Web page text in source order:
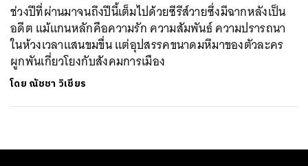
ช่วงปีที่ผ่านมาจนถึงปีนี้เต็มไปด้วยซีรีส์วายซึ่งมีฉากหลังเป็น
อดีต แม้แกนหลักคือความรัก ความสัมพันธ์ ความปรารถนา
ในห้วงเวลาแสนขมขื่น แต่อุปสรรคขนาดมหึมาของตัวละคร
ผูกพันเกี่ยวโยงกับสังคมการเมือง
โดย ณัชชา วิเชียร